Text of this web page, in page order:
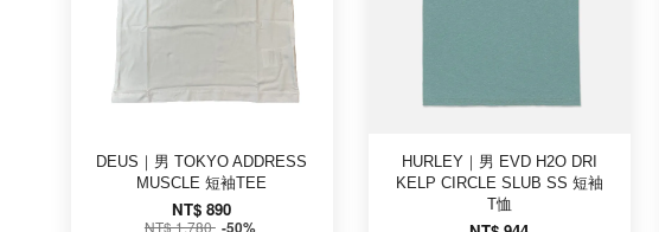
DEUS｜男 TOKYO ADDRESS
MUSCLE 短袖TEE
NT$ 890
NT$ 1,780 -50%
HURLEY｜男 EVD H2O DRI
KELP CIRCLE SLUB SS 短袖
T恤